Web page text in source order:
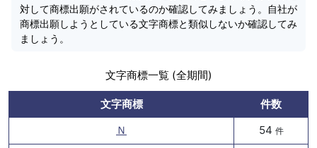
対して商標出願がされているのか確認してみましょう。自社が
商標出願しようとしている文字商標と類似しないか確認してみ
ましょう。
文字商標一覧 (全期間)
文字商標
件数
Ｎ
54 件